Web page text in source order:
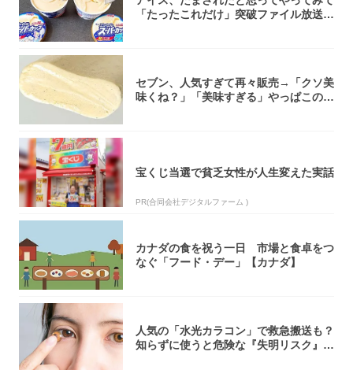
「たったこれだけ」突破ファイル放送で
セブン、人気すぎて再々販売→「クソ美
味くね？」「美味すぎる」やっぱこのク
宝くじ当選で貧乏女性が人生変えた実話
PR(合同会社デジタルファーム )
カナダの食を祝う一日 市場と食卓をつ
なぐ「フード・デー」【カナダ】
人気の「水光カラコン」で救急搬送も？
知らずに使うと危険な『失明リスク』と